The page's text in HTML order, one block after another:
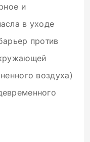
и
в уходе
против
воздуха)